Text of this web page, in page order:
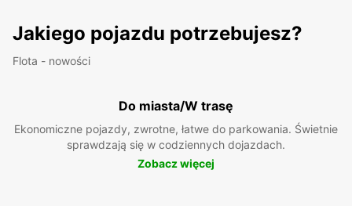
Jakiego pojazdu potrzebujesz?
Flota - nowości
Do miasta/W trasę
Ekonomiczne pojazdy, zwrotne, łatwe do parkowania. Świetnie
sprawdzają się w codziennych dojazdach.
Zobacz więcej